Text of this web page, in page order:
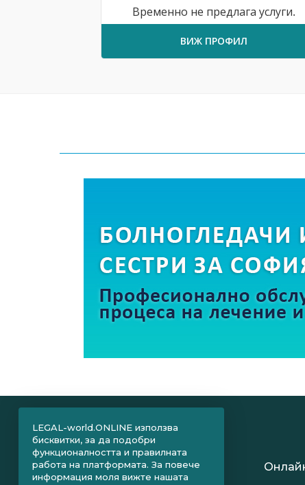
Временно не предлага услуги.
ВИЖ ПРОФИЛ
LEGAL-world.ONLINE използва
бисквитки, за да подобри
функционалността и правилната
работа на платформата. За повече
информация моля вижте нашата